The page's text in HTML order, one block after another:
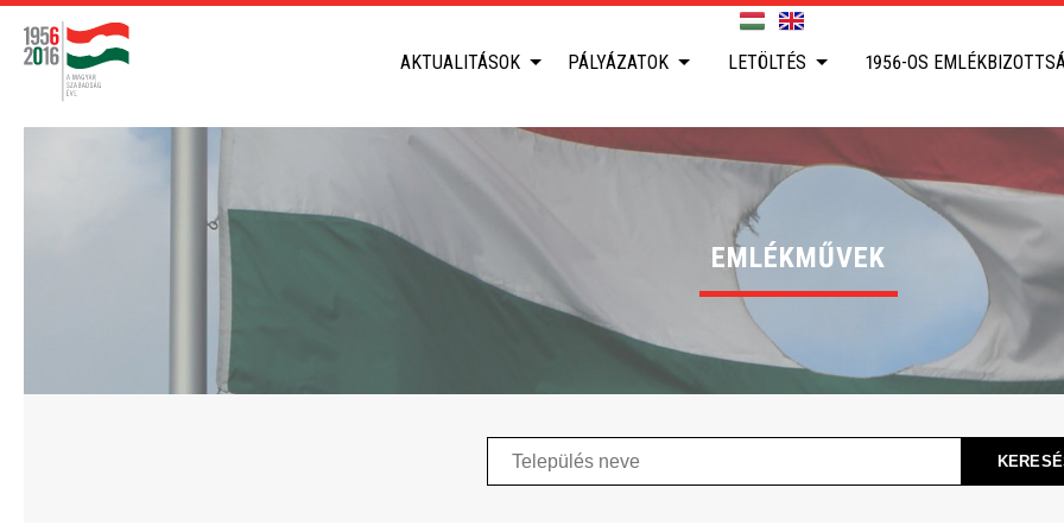
AKTUALITÁSOK PÁLYÁZATOK LETÖLTÉS 1956-OS
EMLÉKMŰVEK
Település
neve